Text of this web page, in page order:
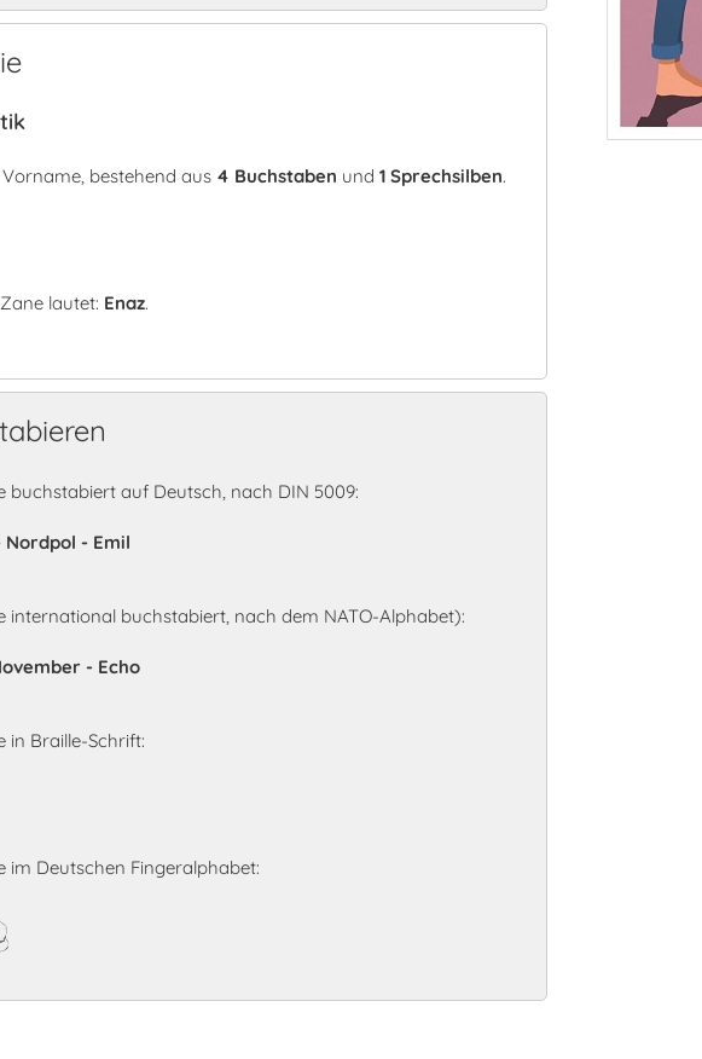
bestehend aus 4 Buchstaben und 1 Sprechsilben.
lautet: Enaz.
buchstabiert auf Deutsch, nach DIN 5009:
- Emil
international buchstabiert, nach dem NATO-Alphabet):
- Echo
in Braille-Schrift:
im Deutschen Fingeralphabet: